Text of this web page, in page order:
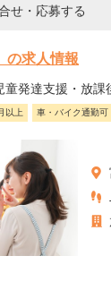
せ・応募する
の求人情報
発達支援・放課
以上 車・バイク通勤可